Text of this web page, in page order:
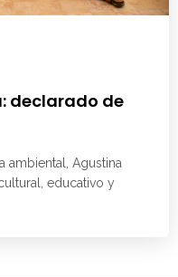
declarado de
ambiental, Agustina
educativo y